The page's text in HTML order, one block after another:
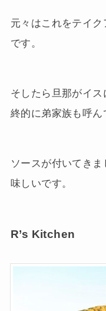
元々はこれをテイ
です。
そしたら旦那がイ
終的に弟家族も呼ん
ソースが付いてき
味しいです。
R’s Kitchen